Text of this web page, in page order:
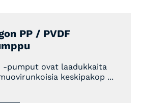
PP / PVDF
-pumput ovat laadukkaita
keskipakop ...